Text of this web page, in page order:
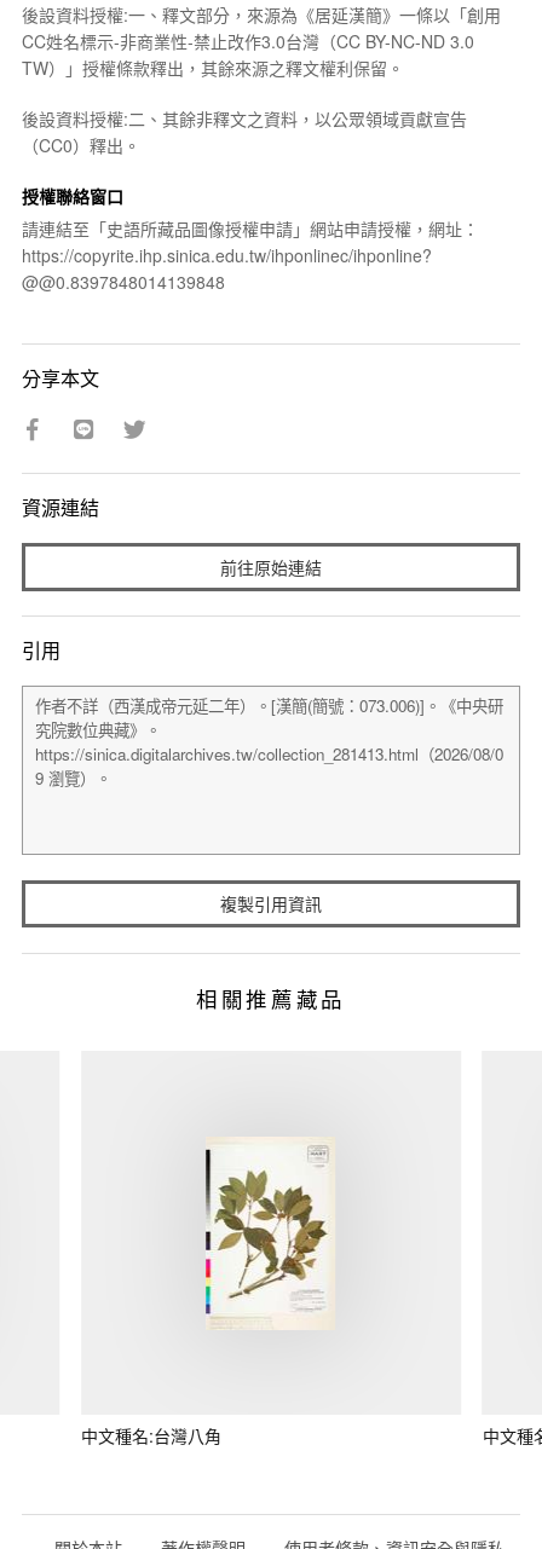
後設資料授權:一、釋文部分，來源為《居延漢簡》一條以「創用
CC姓名標示-非商業性-禁止改作3.0台灣（CC BY-NC-ND 3.0
TW）」授權條款釋出，其餘來源之釋文權利保留。
後設資料授權:二、其餘非釋文之資料，以公眾領域貢獻宣告
（CC0）釋出。
授權聯絡窗口
請連結至「史語所藏品圖像授權申請」網站申請授權，網址：
https://copyrite.ihp.sinica.edu.tw/ihponlinec/ihponline?
@@0.8397848014139848
分享本文
資源連結
前往原始連結
引用
複製引用資訊
相關推薦藏品
中文種名:台灣八角 中文種